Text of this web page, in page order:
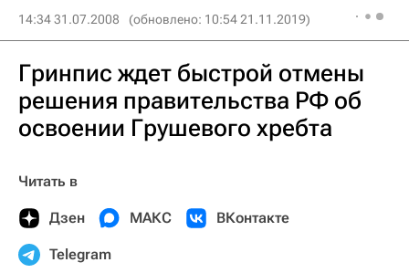
14:34 31.07.2008 (обновлено: 10:54 21.11.2019)
Гринпис ждет быстрой отмены
решения правительства РФ об
освоении Грушевого хребта
Читать в
Дзен МАКС ВКонтакте
Telegram